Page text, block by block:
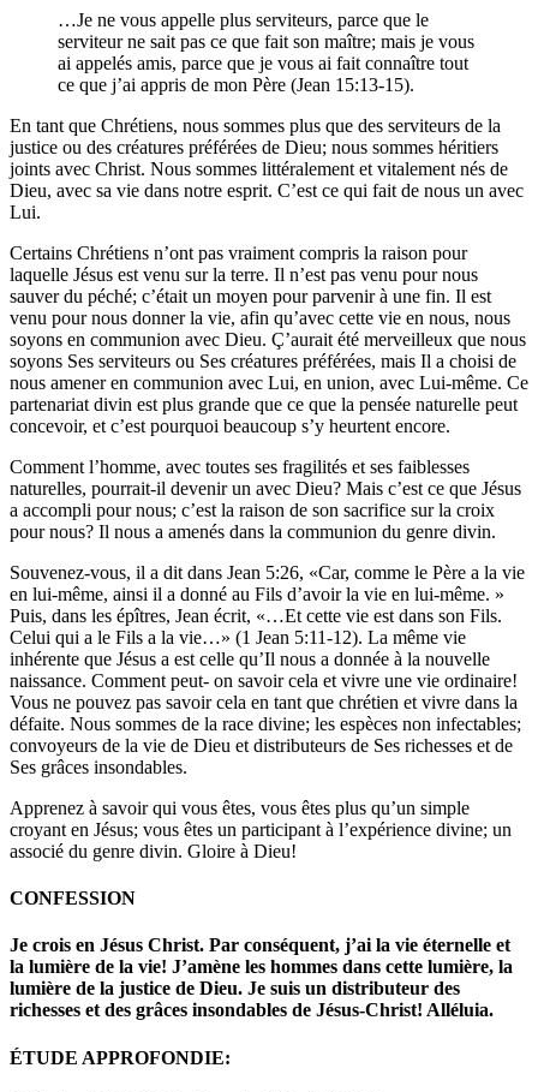
…Je ne vous appelle plus serviteurs, parce que le
serviteur ne sait pas ce que fait son maître; mais je vous
ai appelés amis, parce que je vous ai fait connaître tout
ce que j’ai appris de mon Père (Jean 15:13-15).
En tant que Chrétiens, nous sommes plus que des serviteurs de la
justice ou des créatures préférées de Dieu; nous sommes héritiers
joints avec Christ. Nous sommes littéralement et vitalement nés de
Dieu, avec sa vie dans notre esprit. C’est ce qui fait de nous un avec
Lui.
Certains Chrétiens n’ont pas vraiment compris la raison pour
laquelle Jésus est venu sur la terre. Il n’est pas venu pour nous
sauver du péché; c’était un moyen pour parvenir à une fin. Il est
venu pour nous donner la vie, afin qu’avec cette vie en nous, nous
soyons en communion avec Dieu. Ç’aurait été merveilleux que nous
soyons Ses serviteurs ou Ses créatures préférées, mais Il a choisi de
nous amener en communion avec Lui, en union, avec Lui-même. Ce
partenariat divin est plus grande que ce que la pensée naturelle peut
concevoir, et c’est pourquoi beaucoup s’y heurtent encore.
Comment l’homme, avec toutes ses fragilités et ses faiblesses
naturelles, pourrait-il devenir un avec Dieu? Mais c’est ce que Jésus
a accompli pour nous; c’est la raison de son sacrifice sur la croix
pour nous? Il nous a amenés dans la communion du genre divin.
Souvenez-vous, il a dit dans Jean 5:26, «Car, comme le Père a la vie
en lui-même, ainsi il a donné au Fils d’avoir la vie en lui-même. »
Puis, dans les épîtres, Jean écrit, «…Et cette vie est dans son Fils.
Celui qui a le Fils a la vie…» (1 Jean 5:11-12). La même vie
inhérente que Jésus a est celle qu’Il nous a donnée à la nouvelle
naissance. Comment peut- on savoir cela et vivre une vie ordinaire!
Vous ne pouvez pas savoir cela en tant que chrétien et vivre dans la
défaite. Nous sommes de la race divine; les espèces non infectables;
convoyeurs de la vie de Dieu et distributeurs de Ses richesses et de
Ses grâces insondables.
Apprenez à savoir qui vous êtes, vous êtes plus qu’un simple
croyant en Jésus; vous êtes un participant à l’expérience divine; un
associé du genre divin. Gloire à Dieu!
CONFESSION
Je crois en Jésus Christ. Par conséquent, j’ai la vie éternelle et
la lumière de la vie! J’amène les hommes dans cette lumière, la
lumière de la justice de Dieu. Je suis un distributeur des
richesses et des grâces insondables de Jésus-Christ! Alléluia.
ÉTUDE APPROFONDIE: